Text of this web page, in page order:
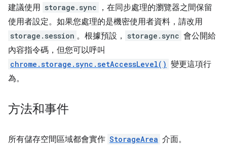
建議使用 storage.sync
，在同步處理的瀏覽器之間保留
使用者設定。如果您處理的是機密使用者資料，請改用
storage.session 。根據預設， storage.sync 會公開給
內容指令碼，但您可以呼叫
chrome.storage.sync.setAccessLevel() 變更這項行
為。
方法和事件
所有儲存空間區域都會實作 StorageArea 介面。